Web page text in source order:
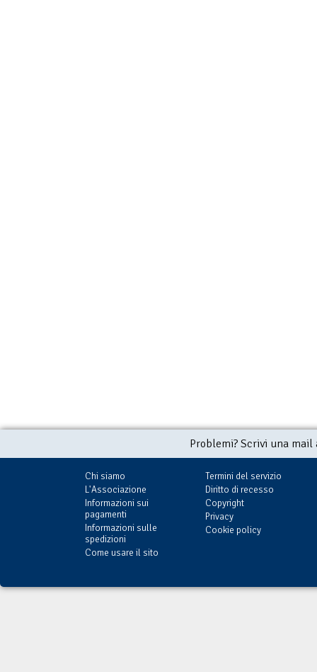
Problemi? Scrivi una
Chi siamo
L'Associazione
Informazioni sui
pagamenti
Informazioni sulle
spedizioni
Come usare il sito
Termini del servizio
Diritto di recesso
Copyright
Privacy
Cookie policy